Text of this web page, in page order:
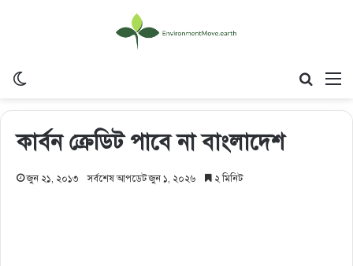
কার্বন ক্রেডিট পাবে না বাংলাদেশ
জুন ২১, ২০১৩ সর্বশেষ আপডেট জুন ১, ২০২৬ ২ মিনিট